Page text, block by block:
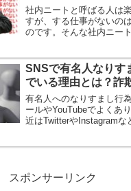
社内ニートと呼ばる人は
すが、する仕事がないの
のです。そんな社内ニー
間の過ごし方と、脱出す
SNSで有名人なりす
でいる理由とは？詐
有名人へのなりすまし行
ールやYouTubeでよくあ
近はTwitterやInstagramな
すましが目立ちます。偽
って有名人になりすます
スポンサーリンク